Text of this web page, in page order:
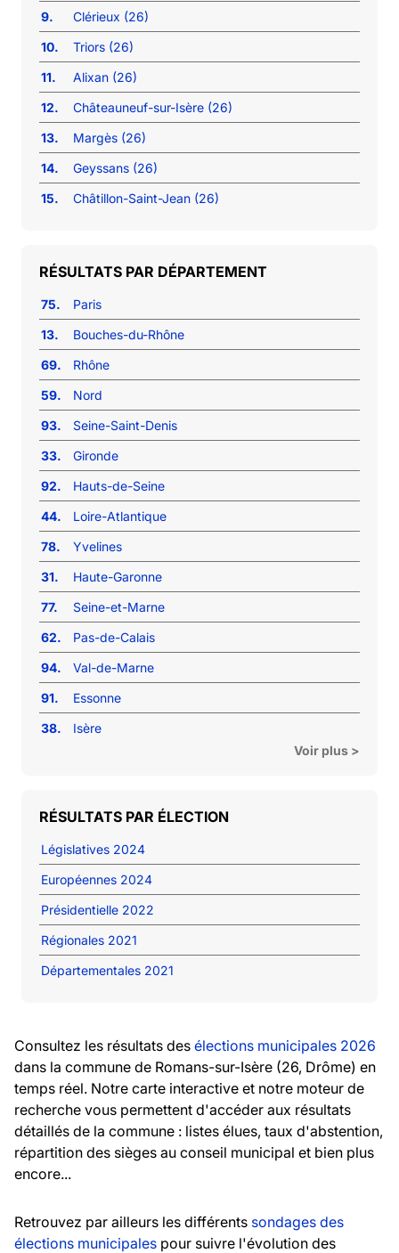
9.
Clérieux (26)
10.
Triors (26)
11.
Alixan (26)
12.
Châteauneuf-sur-Isère (26)
13.
Margès (26)
14.
Geyssans (26)
15.
Châtillon-Saint-Jean (26)
RÉSULTATS PAR DÉPARTEMENT
75.
Paris
13.
Bouches-du-Rhône
69.
Rhône
59.
Nord
93.
Seine-Saint-Denis
33.
Gironde
92.
Hauts-de-Seine
44.
Loire-Atlantique
78.
Yvelines
31.
Haute-Garonne
77.
Seine-et-Marne
62.
Pas-de-Calais
94.
Val-de-Marne
91.
Essonne
38.
Isère
Voir plus >
RÉSULTATS PAR ÉLECTION
Législatives 2024
Européennes 2024
Présidentielle 2022
Régionales 2021
Départementales 2021
Consultez les résultats des élections municipales 2026
dans la commune de Romans-sur-Isère (26, Drôme) en
temps réel. Notre carte interactive et notre moteur de
recherche vous permettent d'accéder aux résultats
détaillés de la commune : listes élues, taux d'abstention,
répartition des sièges au conseil municipal et bien plus
encore...
Retrouvez par ailleurs les différents sondages des
élections municipales pour suivre l'évolution des